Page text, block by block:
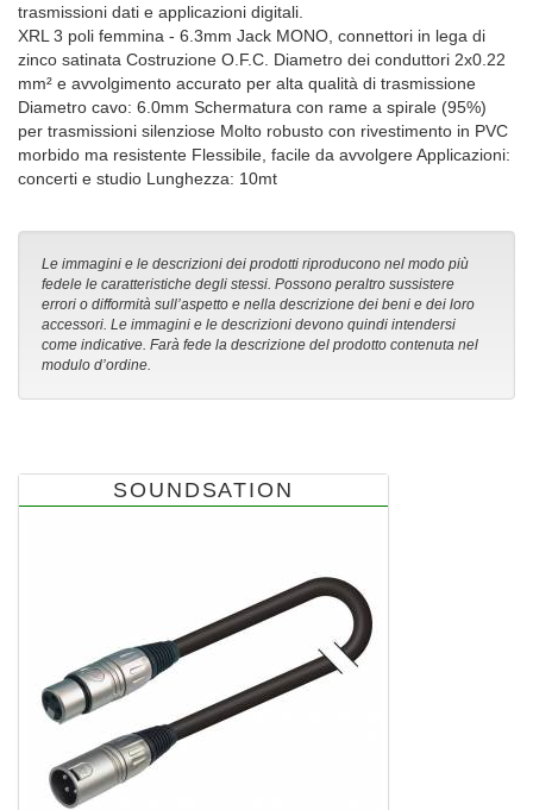
trasmissioni dati e applicazioni digitali.
XRL 3 poli femmina - 6.3mm Jack MONO, connettori in lega di
zinco satinata Costruzione O.F.C. Diametro dei conduttori 2x0.22
mm² e avvolgimento accurato per alta qualità di trasmissione
Diametro cavo: 6.0mm Schermatura con rame a spirale (95%)
per trasmissioni silenziose Molto robusto con rivestimento in PVC
morbido ma resistente Flessibile, facile da avvolgere Applicazioni:
concerti e studio Lunghezza: 10mt
Le immagini e le descrizioni dei prodotti riproducono nel modo più
fedele le caratteristiche degli stessi. Possono peraltro sussistere
errori o difformità sull’aspetto e nella descrizione dei beni e dei loro
accessori. Le immagini e le descrizioni devono quindi intendersi
come indicative. Farà fede la descrizione del prodotto contenuta nel
modulo d’ordine.
SOUNDSATION